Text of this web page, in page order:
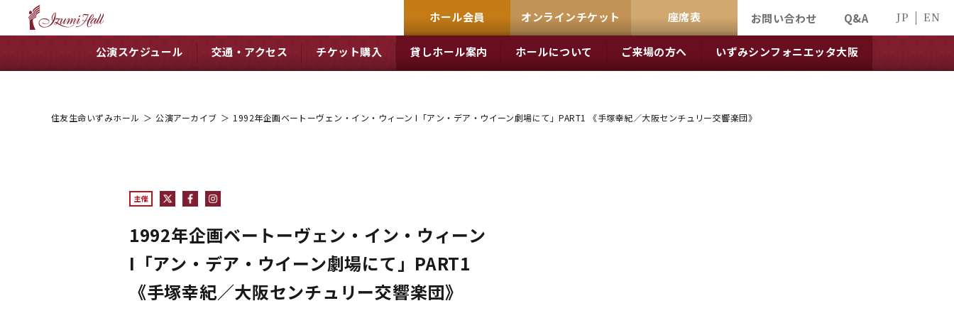
ホール会員 オンラインチケット 座席表 お問い合わせ Q&A JP EN
公演スケジュール 交通・アクセス チケット購入 貸しホール案内 ホールについて ご来場の方へ いずみシンフォニエッタ大阪
住友生命いずみホール ＞ 公演アーカイブ ＞ 1992年企画ベートーヴェン・イン・ウィーン I「アン・デア・ウイーン劇場にて」PART1 《手塚幸紀／大阪センチュリー交響楽団》
主催
1992年企画ベートーヴェン・イン・ウィーン
I「アン・デア・ウイーン劇場にて」PART1
《手塚幸紀／大阪センチュリー交響楽団》